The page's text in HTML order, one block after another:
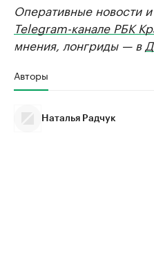
Оперативные новости
Telegram-канале РБК
мнения, лонгриды — в
Авторы
Наталья Радчук